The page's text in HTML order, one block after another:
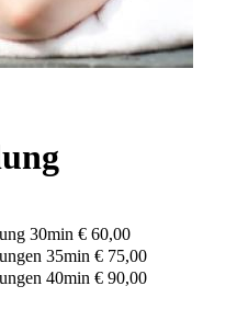
30min € 60,00
35min € 75,00
40min € 90,00